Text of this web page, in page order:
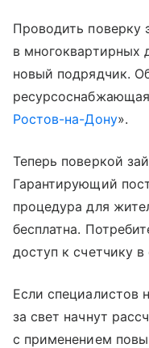
Проводить поверку
в многоквартирных
новый подрядчик.
Ростов-на-Дону».
Теперь поверкой
Гарантирующий
процедура для
бесплатна.
доступ к счетчику в
Если специалистов
за свет начнут
с применением